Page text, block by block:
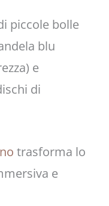
piccole bolle
blu
e
di
trasforma lo
e